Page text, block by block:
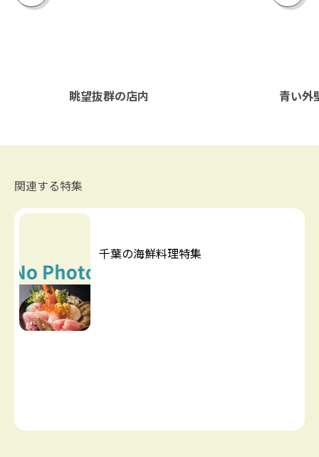
眺望抜群の店内 青い外
関連する特集
千葉の海鮮料理特集